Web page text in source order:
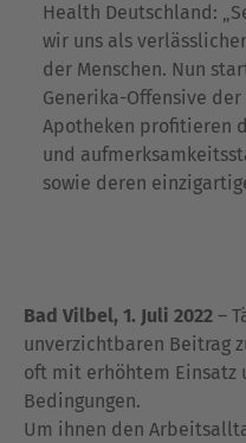
Health Deutschland:
wir uns als
der Menschen. Nun
Generika-Offensive
Apotheken profitieren
und
sowie deren
Bad Vilbel, 1. Juli 2022 –
unverzichtbaren Beitrag
oft mit erhöhtem Einsatz
Bedingungen.
Um ihnen den